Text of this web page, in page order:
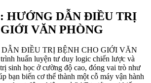
HƯỚNG DẪN ĐIỀU TRỊ
VĂN PHÒNG
DẪN ĐIỀU TRỊ BỆNH CHO GIỚI VĂN
huấn luyện tư duy logic chiến lược và
sinh học ở cường độ cao, đóng vai trò như
bạn biến cơ thể thành một cỗ máy vận hành